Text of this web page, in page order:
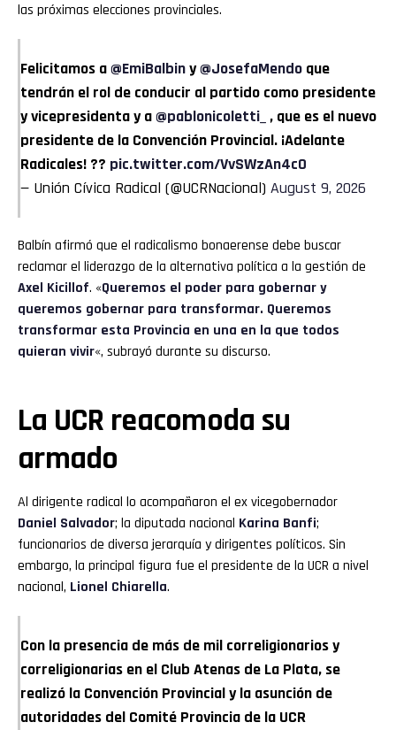
las próximas elecciones provinciales.
Felicitamos a@EmiBalbiny@JosefaMendo que
tendrán el rol de conducir al partido como presidente
y vicepresidenta y a@pablonicoletti_ , que es el nuevo
presidente de la Convención Provincial. ¡Adelante
Radicales! ?? pic.twitter.com/VvSWzAn4c0
— Unión Cívica Radical (@UCRNacional) August 9, 2026
Balbín afirmó que el radicalismo bonaerense debe buscar
reclamar el liderazgo de la alternativa política a la gestión de
Axel Kicillof. «Queremos el poder para gobernar y
queremos gobernar para transformar. Queremos
transformar esta Provincia en una en la que todos
quieran vivir«, subrayó durante su discurso.
La UCR reacomoda su
armado
Al dirigente radical lo acompañaron el ex vicegobernador
Daniel Salvador; la diputada nacional Karina Banfi;
funcionarios de diversa jerarquía y dirigentes políticos. Sin
embargo, la principal figura fue el presidente de la UCR a nivel
nacional, Lionel Chiarella.
Con la presencia de más de mil correligionarios y
correligionarias en el Club Atenas de La Plata, se
realizó la Convención Provincial y la asunción de
autoridades del Comité Provincia de la UCR